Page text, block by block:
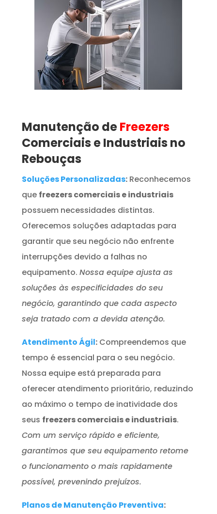
Manutenção deFreezers
Comerciais e Industriais no
Rebouças
Soluções Personalizadas:Reconhecemos
que freezers comerciais e industriais
possuem necessidades distintas.
Oferecemos soluções adaptadas para
garantir que seu negócio não enfrente
interrupções devido a falhas no
equipamento. Nossa equipe ajusta as
soluções às especificidades do seu
negócio, garantindo que cada aspecto
seja tratado com a devida atenção.
Atendimento Ágil:Compreendemos que
tempo é essencial para o seu negócio.
Nossa equipe está preparada para
oferecer atendimento prioritário, reduzindo
ao máximo o tempo de inatividade dos
seus freezers comerciais e industriais.
Com um serviço rápido e eficiente,
garantimos que seu equipamento retome
o funcionamento o mais rapidamente
possível, prevenindo prejuízos.
Planos de Manutenção Preventiva: